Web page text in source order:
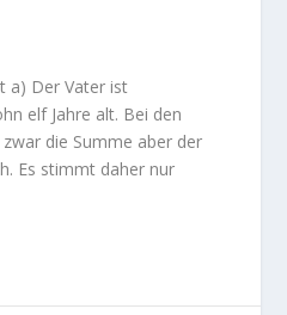
a) Der Vater ist
elf Jahre alt. Bei den
die Summe aber der
Es stimmt daher nur